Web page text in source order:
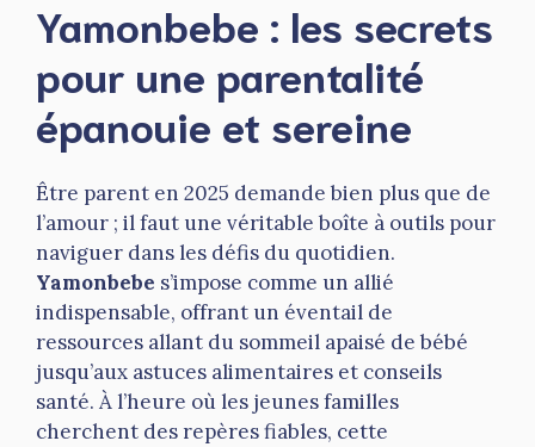
Yamonbebe : les secrets
pour une parentalité
épanouie et sereine
Être parent en 2025 demande bien plus que de
l’amour ; il faut une véritable boîte à outils pour
naviguer dans les défis du quotidien.
Yamonbebe s’impose comme un allié
indispensable, offrant un éventail de
ressources allant du sommeil apaisé de bébé
jusqu’aux astuces alimentaires et conseils
santé. À l’heure où les jeunes familles
cherchent des repères fiables, cette